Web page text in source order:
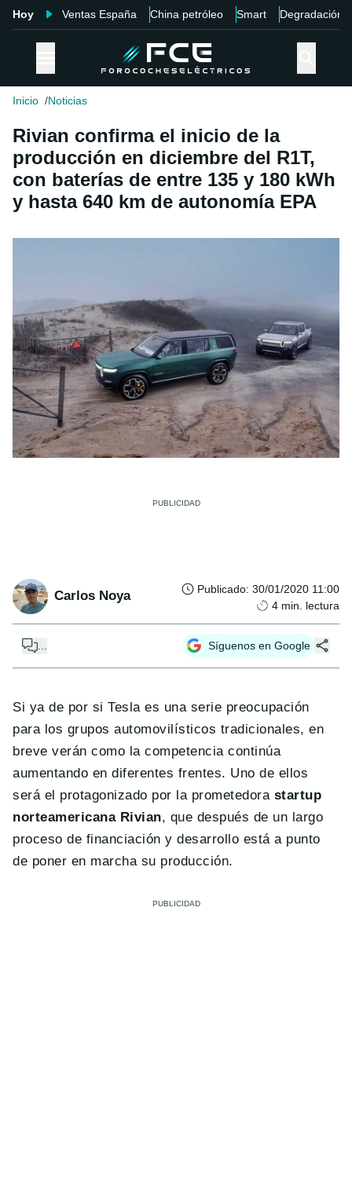
Hoy Ventas España China petróleo Smart Degradación
Inicio Noticias
Rivian confirma el inicio de la
producción en diciembre del R1T,
con baterías de entre 135 y 180 kWh
y hasta 640 km de autonomía EPA
Carlos Noya Publicado: 30/01/2020 11:00
4 min. lectura
Síguenos en Google
Si ya de por si Tesla es una serie preocupación
para los grupos automovilísticos tradicionales, en
breve verán como la competencia continúa
aumentando en diferentes frentes. Uno de ellos
será el protagonizado por la prometedora startup
norteamericana Rivian, que después de un largo
proceso de financiación y desarrollo está a punto
de poner en marcha su producción.